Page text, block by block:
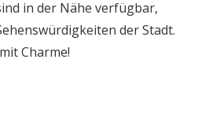
in der Nähe verfügbar,
der Stadt.
Charme!